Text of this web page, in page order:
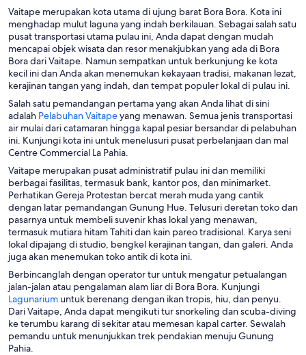
Vaitape merupakan kota utama di ujung barat Bora Bora. Kota ini
menghadap mulut laguna yang indah berkilauan. Sebagai salah satu
pusat transportasi utama pulau ini, Anda dapat dengan mudah
mencapai objek wisata dan resor menakjubkan yang ada di Bora
Bora dari Vaitape. Namun sempatkan untuk berkunjung ke kota
kecil ini dan Anda akan menemukan kekayaan tradisi, makanan lezat,
kerajinan tangan yang indah, dan tempat populer lokal di pulau ini.
Salah satu pemandangan pertama yang akan Anda lihat di sini
adalah Pelabuhan VaitapeT
e
r
b
k
a
d
i
j
e
n
d
e
l
a
b
a
r
yang menawan. Semua jenis transportasi
air mulai dari catamaran hingga kapal pesiar bersandar di pelabuhan
ini. Kunjungi kota ini untuk menelusuri pusat perbelanjaan dan mal
Centre Commercial La Pahia.
Vaitape merupakan pusat administratif pulau ini dan memiliki
berbagai fasilitas, termasuk bank, kantor pos, dan minimarket.
Perhatikan Gereja Protestan bercat merah muda yang cantik
dengan latar pemandangan Gunung Hue. Telusuri deretan toko dan
pasarnya untuk membeli suvenir khas lokal yang menawan,
termasuk mutiara hitam Tahiti dan kain pareo tradisional. Karya seni
lokal dipajang di studio, bengkel kerajinan tangan, dan galeri. Anda
juga akan menemukan toko antik di kota ini.
Berbincanglah dengan operator tur untuk mengatur petualangan
jalan-jalan atau pengalaman alam liar di Bora Bora. Kunjungi
LagunariumT
e
b
untuk berenang dengan ikan tropis, hiu, dan penyu.
Dari Vaitape, Anda dapat mengikuti tur snorkeling dan scuba-diving
ke terumbu karang di sekitar atau memesan kapal carter. Sewalah
pemandu untuk menunjukkan trek pendakian menuju Gunung
Pahia.